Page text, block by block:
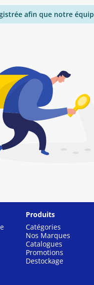
afin que notre
Produits
Catégories
Nos Marques
Catalogues
Promotions
Destockage